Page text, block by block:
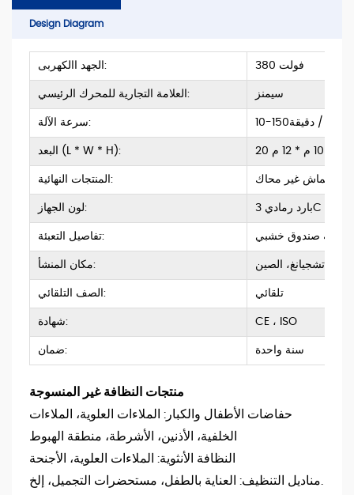
Design Diagram
الجهد االكهربى: 380 فولت
العلامة التجارية للمحرك الرئيسي: سيمنز
سرعة الآلة: 10-150م / دقيقة
البعد (L * W * H):
المنتجات النهائية: قماش غير محاك
لون الجهاز: بارد رمادي 3C
تفاصيل التعبئة: حزمة صندوق خشبي
مكان المنشأ: تشجيانغ، الصين
الصف التلقائي: تلقائي
شهادة: CE ، ISO
ضمان: سنة واحدة
منتجات النظافة غير المنسوجة
حفاضات الأطفال والكبار: الملاءات العلوية، الملاءات
الخلفية، الأذنين، الأشرطة، منطقة الهبوط
النظافة الأنثوية: الملاءات العلوية، الأجنحة
مناديل التنظيف: العناية بالطفل، مستحضرات التجميل، إلخ.